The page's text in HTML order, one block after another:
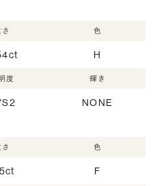
色
H
度 輝き
NONE
色
F